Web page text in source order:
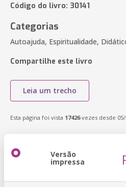
Código do livro: 30141
Categorias
Autoajuda, Espiritualidade,
Compartilhe este livro
Leia um trecho
Esta página foi vista 17426vezes desde 05/
Versão
impressa